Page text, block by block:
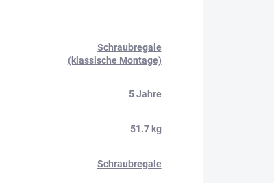
Schraubregale
(klassische Montage)
5 Jahre
51.7 kg
Schraubregale